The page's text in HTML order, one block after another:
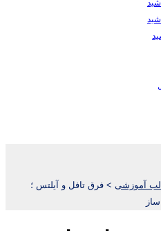
آموزشی > فرق تافل و آیلتس ؛